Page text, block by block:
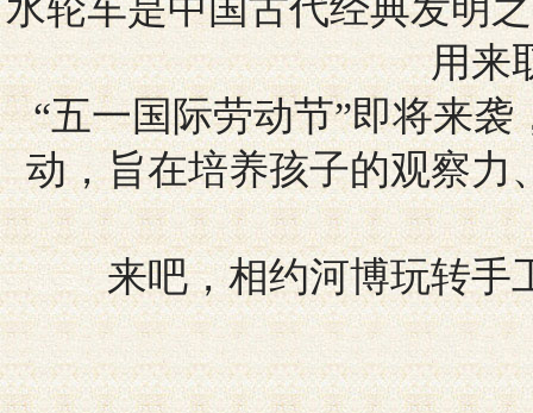
水轮车是中国古代经典发明
用来
“五一国际劳动节”即将来
动，旨在培养孩子的观察力
来吧，相约河博玩转手